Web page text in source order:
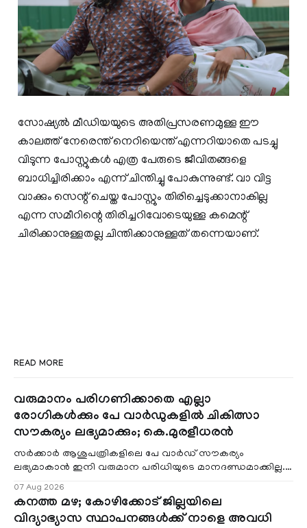
സോഷ്യൽ മീഡിയയുടെ അതിപ്രസരണമുള്ള ഈ
കാലത്ത് നേരെന്ത് നെറിയെന്ത് എന്നറിയാതെ പടച്ചു
വിടുന്ന പോസ്റ്റുകൾ എത്ര പേരുടെ ജീവിതങ്ങളെ
ബാധിച്ചിരിക്കാം എന്ന് ചിന്തിച്ചു പോകുന്നുണ്ട്. വാ വിട്ട
വാക്കും സെന്റ് ചെയ്ത പോസ്റ്റും തിരിച്ചെടുക്കാനാകില്ല
എന്ന സമീറിന്റെ തിരിച്ചറിവോടെയുള്ള കമെന്റ്
ചിരിക്കാനുള്ളതല്ല ചിന്തിക്കാനുള്ളത് തന്നെയാണ്.
READ MORE
വരുമാനം പരിഗണിക്കാതെ എല്ലാ
രോഗികൾക്കും പേ വാർഡുകളിൽ ചികിത്സാ
സൗകര്യം ലഭ്യമാക്കും; കെ.മുരളീധരൻ
സർക്കാർ ആശുപത്രികളിലെ പേ വാർഡ് സൗകര്യം
ലഭ്യമാകാൻ ഇനി വരുമാന പരിധിയുടെ മാനദണ്ഡമാക്കില്ല.
07 Aug 2026
കനത്ത മഴ; കോഴിക്കോട് ജില്ലയിലെ
വിദ്യാഭ്യാസ സ്ഥാപനങ്ങൾക്ക് നാളെ അവധി